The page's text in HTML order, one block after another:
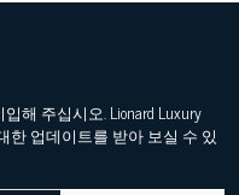
해 주십시오. Lionard Luxury
한 업데이트를 받아 보실 수 있